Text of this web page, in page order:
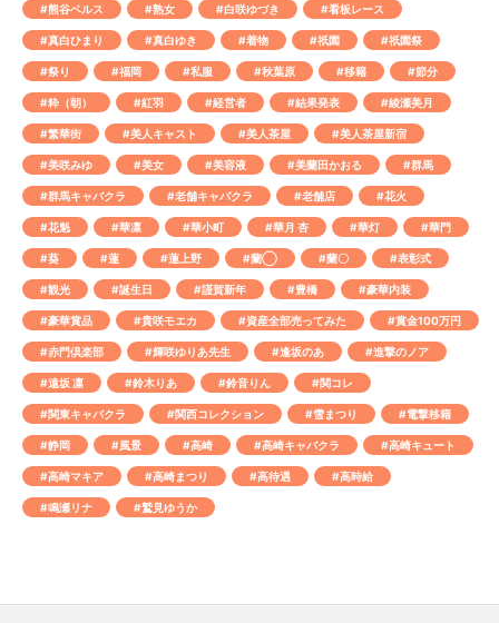
#熊谷ベルス #熟女 #白咲ゆづき #看板レース
#真白ひまり #真白ゆき #着物 #祇園 #祇園祭
#祭り #福岡 #私服 #秋葉原 #移籍 #節分
#粋（朝） #紅羽 #経営者 #結果発表 #綾瀬美月
#繁華街 #美人キャスト #美人茶屋 #美人茶屋新宿
#美咲みゆ #美女 #美容液 #美蘭田かおる #群馬
#群馬キャバクラ #老舗キャバクラ #老舗店 #花火
#花魁 #華凛 #華小町 #華月 杏 #華灯 #華門
#葵 #蓮 #蓮上野 #蘭◯ #蘭〇 #表彰式
#観光 #誕生日 #謹賀新年 #豊橋 #豪華内装
#豪華賞品 #貴咲モエカ #資産全部売ってみた #賞金100万円
#赤門倶楽部 #輝咲ゆりあ先生 #逢坂のあ #進撃のノア
#遠坂 凛 #鈴木りあ #鈴音りん #関コレ
#関東キャバクラ #関西コレクション #雪まつり #電撃移籍
#静岡 #風景 #高崎 #高崎キャバクラ #高崎キュート
#高崎マキア #高崎まつり #高待遇 #高時給
#鳴瀬リナ #鷲見ゆうか